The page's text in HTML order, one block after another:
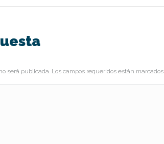
será publicada. Los campos requeridos están marcados